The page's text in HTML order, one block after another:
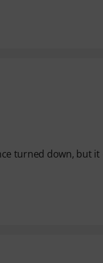
turned down, but it